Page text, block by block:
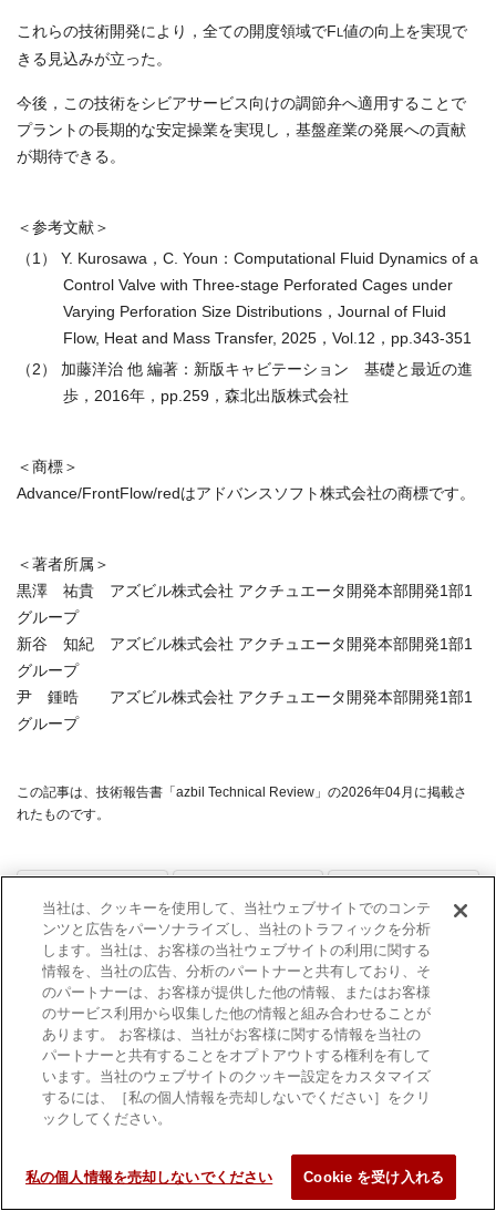
これらの技術開発により，全ての開度領域でF 値の向上を実現で
きる見込みが立った。
今後，この技術をシビアサービス向けの調節弁へ適用することで
プラントの長期的な安定操業を実現し，基盤産業の発展への貢献
が期待できる。
＜参考文献＞
（1） Y. Kurosawa，C. Youn：Computational Fluid Dynamics of a
Control Valve with Three-stage Perforated Cages under
Varying Perforation Size Distributions，Journal of Fluid
Flow, Heat and Mass Transfer, 2025，Vol.12，pp.343-351
（2） 加藤洋治 他 編著：新版キャビテーション 基礎と最近の進
歩，2016年，pp.259，森北出版株式会社
＜商標＞
Advance/FrontFlow/redはアドバンスソフト株式会社の商標です。
＜著者所属＞
黒澤 祐貴 アズビル株式会社 アクチュエータ開発本部開発1部1
グループ
新谷 知紀 アズビル株式会社 アクチュエータ開発本部開発1部1
グループ
尹 鍾晧 アズビル株式会社 アクチュエータ開発本部開発1部1
グループ
この記事は、技術報告書「azbil Technical Review」の2026年04月に掲載さ
れたものです。
次世代調節弁
6000シリーズの
開発
azbil Technical
Review一覧（2026
年4月）
ON-OFF弁スマ
ート化による不
調検知と運用変
©1995-2026 Azbil Corporation. All Rights Reserved.
当社は、クッキーを使用して、当社ウェブサイトでのコンテ
ンツと広告をパーソナライズし、当社のトラフィックを分析
します。当社は、お客様の当社ウェブサイトの利用に関する
情報を、当社の広告、分析のパートナーと共有しており、そ
のパートナーは、お客様が提供した他の情報、またはお客様
のサービス利用から収集した他の情報と組み合わせることが
あります。 お客様は、当社がお客様に関する情報を当社の
パートナーと共有することをオプトアウトする権利を有して
います。当社のウェブサイトのクッキー設定をカスタマイズ
するには、［私の個人情報を売却しないでください］をクリ
ックしてください。
私の個人情報を売却しないでください Cookie を受け入れる